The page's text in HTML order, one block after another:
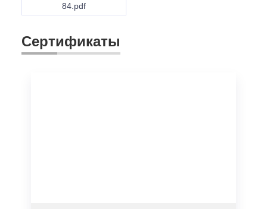
84.pdf
Сертификаты